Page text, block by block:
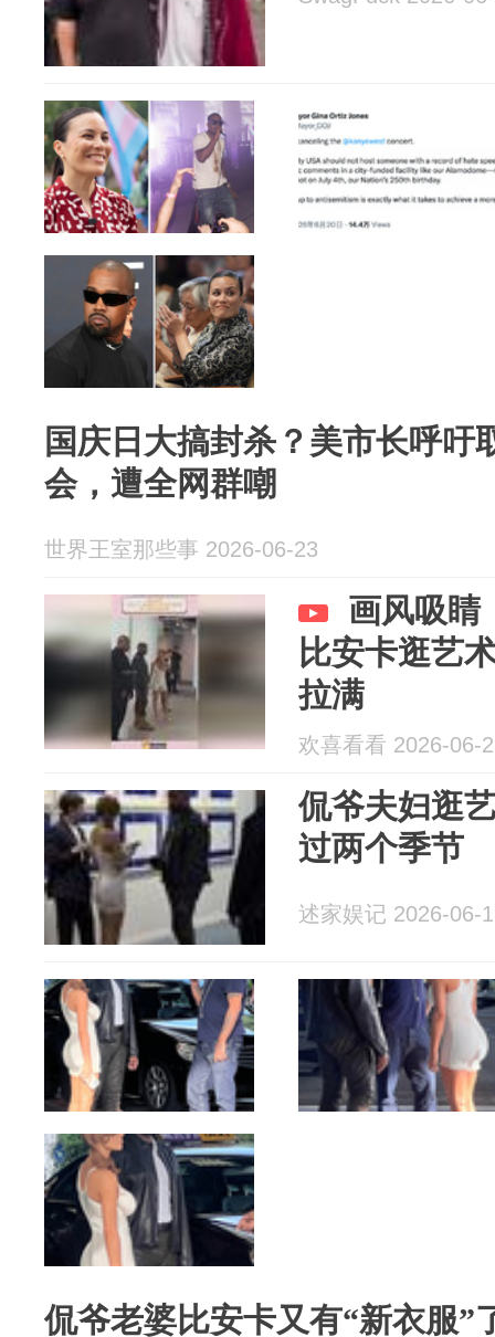
国庆日大搞封杀？美市长呼吁
会，遭全网群嘲
世界王室那些事 2026-06-23
画风吸睛
比安卡逛艺
拉满
欢喜看看 2026-06-
侃爷夫妇逛
过两个季节
述家娱记 2026-06-
侃爷老婆比安卡又有“新衣服”